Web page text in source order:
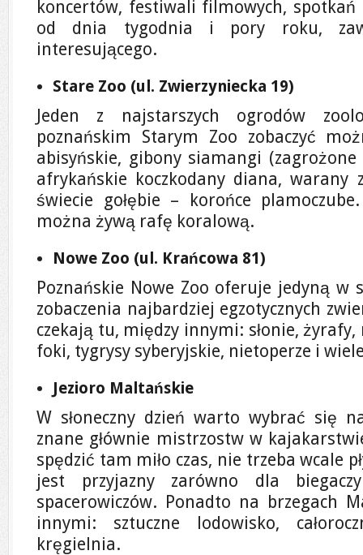
koncertów, festiwali filmowych,
od dnia tygodnia i pory roku,
interesującego.
Stare Zoo (ul. Zwierzyniecka 19)
Jeden z najstarszych ogrodów
poznańskim Starym Zoo zobaczyć
abisyńskie, gibony siamangi
afrykańskie koczkodany diana, warany
świecie gołębie – korońce
można żywą rafę koralową.
Nowe Zoo (ul. Krańcowa 81)
Poznańskie Nowe Zoo oferuje jedyną
zobaczenia najbardziej egzotycznych
czekają tu, między innymi: słonie,
foki, tygrysy syberyjskie, nietoperze i
Jezioro Maltańskie
W słoneczny dzień warto wybrać się
znane głównie mistrzostw w
spędzić tam miło czas, nie trzeba wcale
jest przyjazny zarówno dla
spacerowiczów. Ponadto na brzegach
innymi: sztuczne lodowisko,
kręgielnia.